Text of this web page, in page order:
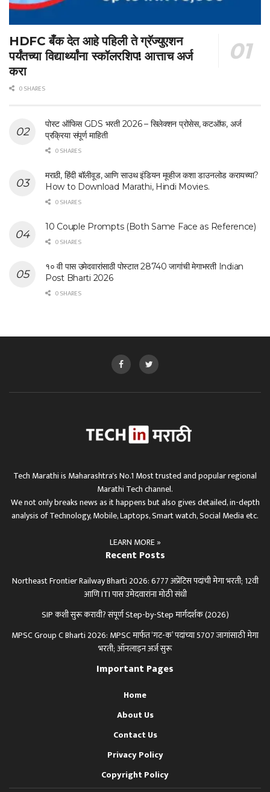
HDFC बँक देत आहे पहिली ते ग्रॅज्युएशन
पर्यंतच्या विद्यार्थ्यांना स्कॉलरशिप! आत्ताच अर्ज
करा
0 SHARES
पोस्ट ऑफिस GDS भरती 2026 – सिलेक्शन प्रोसेस, कटऑफ, अर्ज
प्रक्रिया संपूर्ण माहिती
0 SHARES
मराठी, हिंदी बॉलीवूड, आणि साउथ इंडियन मूव्हीज कशा डाउनलोड करायच्या?
How to Download Marathi, Hindi Movies.
0 SHARES
10 Couple Prompts (Both Same Face as Reference)
0 SHARES
१० वी पास उमेदवारांसाठी पोस्टात 28740 जागांची मेगाभरती Indian
Post Bharti 2026
0 SHARES
Tech Marathi is Maharashtra's No.1 Most trusted and popular regional
Marathi Tech channel.
We not only breaks news as it happens but also gives detailed, in-depth
analysis of Technology, Mobile, Laptops, Smart watch, Social Media etc.
LEARN MORE »
Recent Posts
Northeast Frontier Railway Bharti 2026: 6777 अप्रेंटिस पदांची मेगा भरती; 12वी
आणि ITI पास उमेदवारांना मोठी संधी
SIP कशी सुरू करावी? संपूर्ण Step-by-Step मार्गदर्शक (2026)
MPSC Group C Bharti 2026: MPSC मार्फत ‘गट-क’ पदांच्या 5707 जागांसाठी मेगा
भरती; ऑनलाइन अर्ज सुरू
Important Pages
Home
About Us
Contact Us
Privacy Policy
Copyright Policy